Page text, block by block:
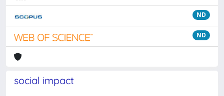
ND
ND
social impact